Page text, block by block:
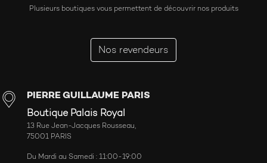
Plusieurs boutiques vous permettent de découvrir nos produits
Nos revendeurs
PIERRE GUILLAUME PARIS
Boutique Palais Royal
13 Rue Jean-Jacques Rousseau,
75001 PARIS
Du Mardi au Samedi : 11:00-19:00